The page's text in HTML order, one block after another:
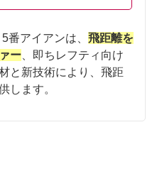
番アイアンは、 飛距離を
ー 、即ちレフティ向け
と新技術により、飛距
します。